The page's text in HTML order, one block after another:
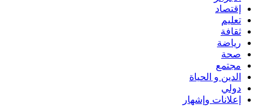
إقتصاد
تعليم
ثقافة
رياضة
صحة
مجتمع
الدين و الحياة
دولي
إعلانات وإشهار